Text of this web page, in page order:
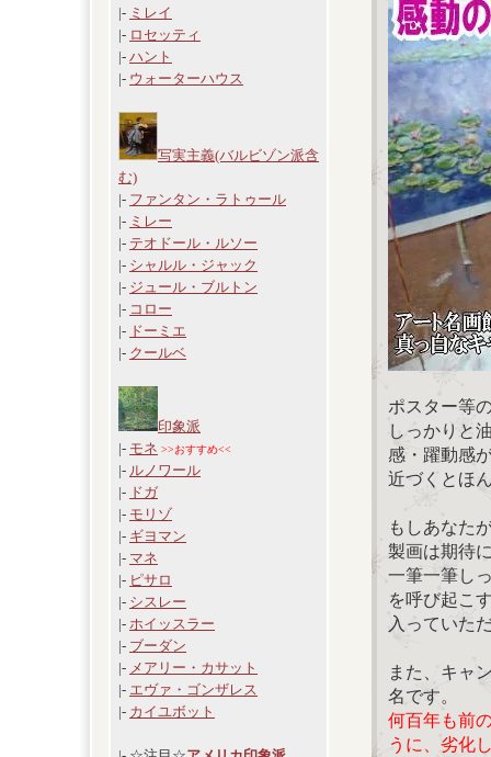
|- ミレイ
|- ロセッティ
|- ハント
|- ウォーターハウス
写実主義(バルビゾン派含
む)
|- ファンタン・ラトゥール
|- ミレー
|- テオドール・ルソー
|- シャルル・ジャック
|- ジュール・ブルトン
|- コロー
|- ドーミエ
|- クールベ
印象派
|- モネ >>おすすめ<<
|- ルノワール
|- ドガ
|- モリゾ
|- ギヨマン
|- マネ
|- ピサロ
|- シスレー
|- ホイッスラー
|- ブーダン
|- メアリー・カサット
|- エヴァ・ゴンザレス
|- カイユボット
ポスター等
しっかりと
感・躍動感
近づくとほ
もしあなた
製画は期待
一筆一筆し
を呼び起こ
入っていた
また、キャ
名です。
何百年も前
うに、劣化